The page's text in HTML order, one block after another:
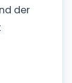
der